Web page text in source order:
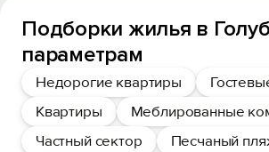
Подборки жилья в
параметрам
Недорогие квартиры
Квартиры
Меблированные
Частный сектор
Песчаный